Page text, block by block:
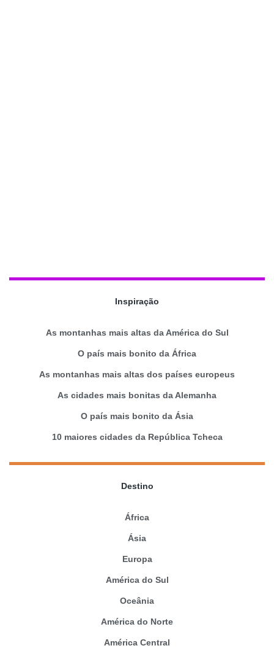
Inspiração
As montanhas mais altas da América do Sul
O país mais bonito da África
As montanhas mais altas dos países europeus
As cidades mais bonitas da Alemanha
O país mais bonito da Ásia
10 maiores cidades da República Tcheca
Destino
África
Ásia
Europa
América do Sul
Oceânia
América do Norte
América Central